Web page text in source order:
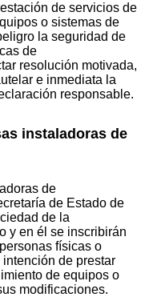
de servicios de
o sistemas de
la seguridad de
de
resolución motivada,
e inmediata la
responsable.
instaladoras de
de
de Estado de
de la
y en él se inscribirán
físicas o
de prestar
de equipos o
modificaciones.